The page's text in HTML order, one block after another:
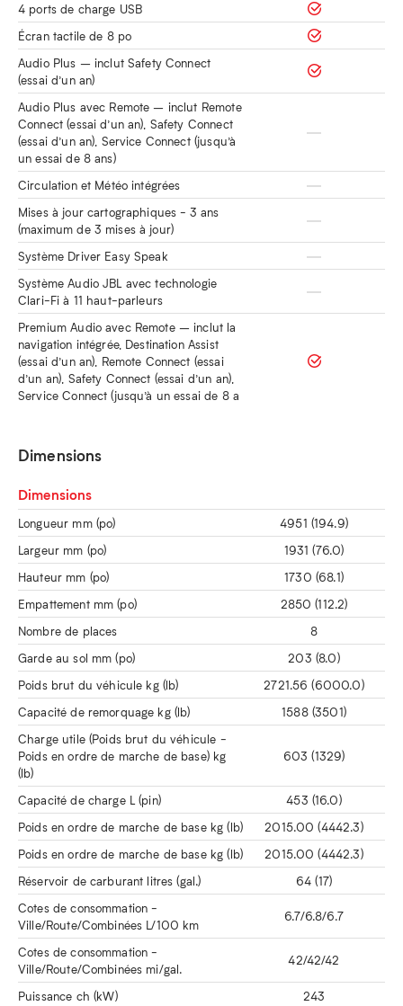
4 ports de charge USB
Écran tactile de 8 po
Audio Plus – inclut Safety Connect
(essai d’un an)
Audio Plus avec Remote – inclut Remote
Connect (essai d’un an), Safety Connect
(essai d’un an), Service Connect (jusqu’à
un essai de 8 ans)
Circulation et Météo intégrées
Mises à jour cartographiques - 3 ans
(maximum de 3 mises à jour)
Système Driver Easy Speak
Système Audio JBL avec technologie
Clari-Fi à 11 haut-parleurs
Premium Audio avec Remote – inclut la
navigation intégrée, Destination Assist
(essai d’un an), Remote Connect (essai
d’un an), Safety Connect (essai d’un an),
Service Connect (jusqu’à un essai de 8 a
Dimensions
Dimensions
Longueur mm (po)
4951 (194.9)
Largeur mm (po)
1931 (76.0)
Hauteur mm (po)
1730 (68.1)
Empattement mm (po)
2850 (112.2)
Nombre de places
8
Garde au sol mm (po)
203 (8.0)
Poids brut du véhicule kg (lb)
2721.56 (6000.0)
Capacité de remorquage kg (lb)
1588 (3501)
Charge utile (Poids brut du véhicule -
Poids en ordre de marche de base) kg
(lb)
603 (1329)
Capacité de charge L (pin)
453 (16.0)
Poids en ordre de marche de base kg (lb)
2015.00 (4442.3)
Poids en ordre de marche de base kg (lb)
2015.00 (4442.3)
Réservoir de carburant litres (gal.)
64 (17)
Cotes de consommation -
Ville/Route/Combinées L/100 km
6.7/6.8/6.7
Cotes de consommation -
Ville/Route/Combinées mi/gal.
42/42/42
Puissance ch (kW)
243